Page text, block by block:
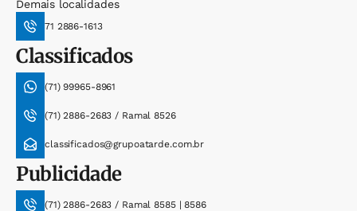
Demais localidades
71 2886-1613
Classificados
(71) 99965-8961
(71) 2886-2683 / Ramal 8526
classificados@grupoatarde.com.br
Publicidade
(71) 2886-2683 / Ramal 8585 | 8586